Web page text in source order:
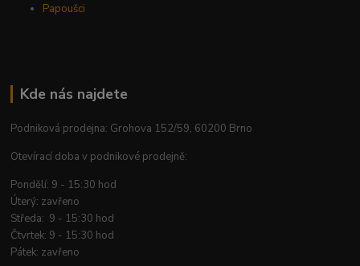
Papoušci
Kde nás najdete
Podniková prodejna: Grohova 152/59, 60200 Brno
Otevírací doba v podnikové prodejně:
Pondělí: 9 - 15:30 hod
Úterý: zavřeno
Středa: 9 - 15:30 hod
Čtvrtek: 9 - 15:30 hod
Pátek: zavřeno